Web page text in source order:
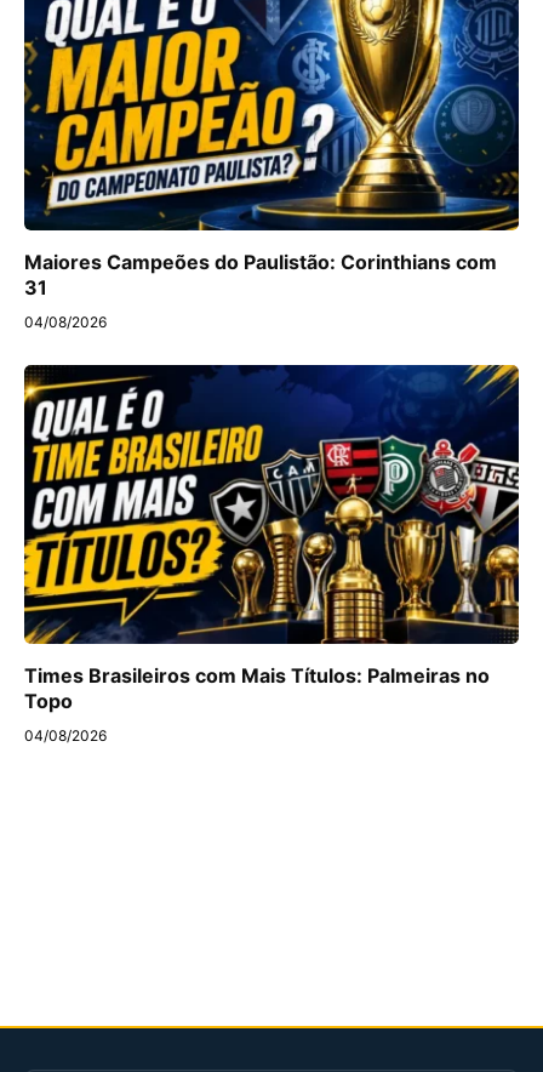
Maiores Campeões do Paulistão: Corinthians com
31
04/08/2026
Times Brasileiros com Mais Títulos: Palmeiras no
Topo
04/08/2026